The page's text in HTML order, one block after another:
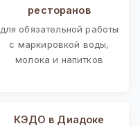
ресторанов
для обязательной работы
с маркировкой воды,
молока и напитков
КЭДО в Диадоке